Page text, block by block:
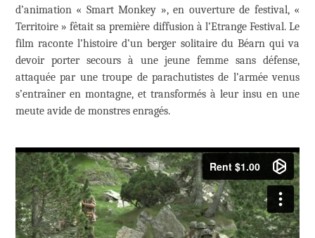
d’animation « Smart Monkey », en ouverture de festival, «
Territoire » fêtait sa première diffusion à l’Etrange Festival. Le
film raconte l’histoire d’un berger solitaire du Béarn qui va
devoir porter secours à une jeune femme sans défense,
attaquée par une troupe de parachutistes de l’armée venus
s’entraîner en montagne, et transformés à leur insu en une
meute avide de monstres enragés.